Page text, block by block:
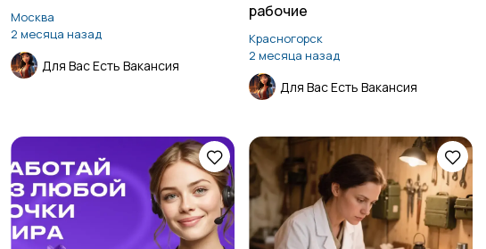
Москва
2 месяца назад
Для Вас Есть Вакансия
рабочие
Красногорск
2 месяца назад
Для Вас Есть Вакансия